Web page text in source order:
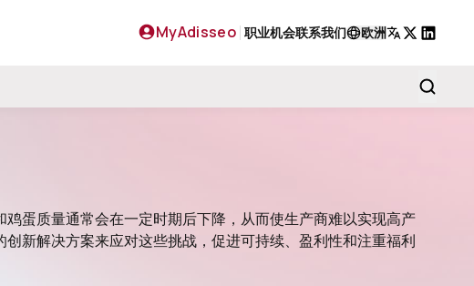
MyAdisseo 职业机会联系我们
欧洲
蛋质量通常会在一定时期后下降，从而使生产商难以实现高产
新解决方案来应对这些挑战，促进可持续、盈利性和注重福利